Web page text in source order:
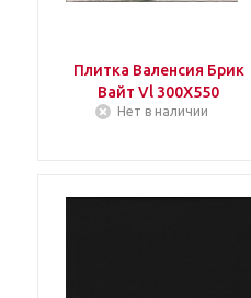
Плитка Валенсия Брик
Вайт Vl 300Х550
Нет в наличии